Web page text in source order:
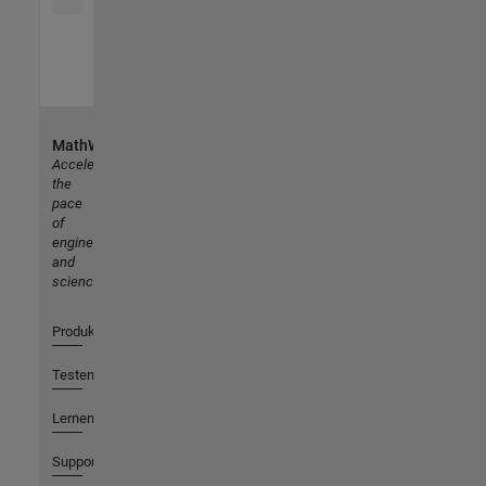
MathWorks
Accelerating
the
pace
of
engineering
and
science
Produkte
Testen oder Kaufen
Lernen
Support